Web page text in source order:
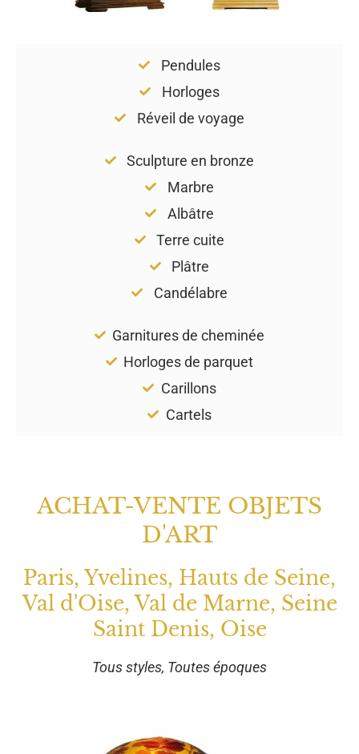
Pendules
Horloges
Réveil de voyage
Sculpture en bronze
Marbre
Albâtre
Terre cuite
Plâtre
Candélabre
Garnitures de cheminée
Horloges de parquet
Carillons
Cartels
ACHAT-VENTE OBJETS
D'ART
Paris, Yvelines, Hauts de Seine,
Val d'Oise, Val de Marne, Seine
Saint Denis, Oise
Tous styles, Toutes époques